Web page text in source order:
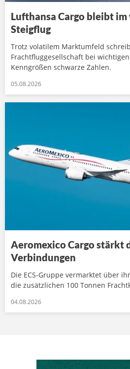
Lufthansa Cargo bleibt
Steigflug
Trotz volatilem Marktumfeld
Frachtfluggesellschaft bei
Kenngrößen schwarze Zahlen.
05.08.2026
Aeromexico Cargo stärkt
Verbindungen
Die ECS-Gruppe vermarktet über
die zusätzlichen 100 Tonnen
04.08.2026